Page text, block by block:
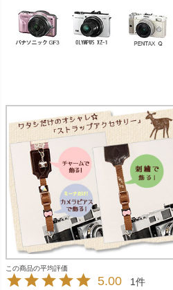
5.00 1